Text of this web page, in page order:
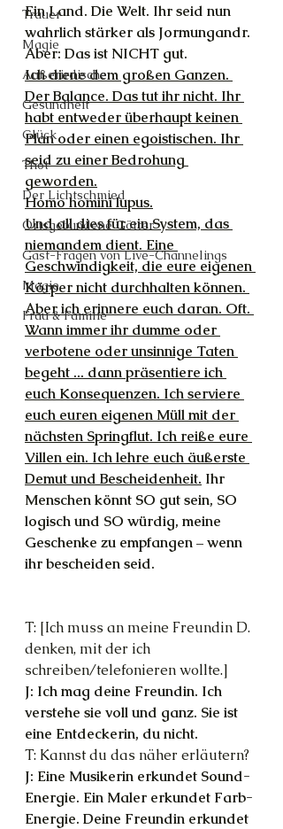
Trauer
Magie
Außerirdische
Gesundheit
Glück
Thot
Der Lichtschmied
Ortsgebundene Götter
Gast-Fragen von Live-Channelings
Magie
Frau & Familie
Ein Land. Die Welt. Ihr seid nun
wahrlich stärker als Jormungandr.
Aber: Das ist NICHT gut.
Ich diene dem großen Ganzen.
Der Balance. Das tut ihr nicht. Ihr
habt entweder überhaupt keinen
Plan oder einen egoistischen. Ihr
seid zu einer Bedrohung
geworden.
Homo homini lupus.
Und all dies für ein System, das
niemandem dient. Eine
Geschwindigkeit, die eure eigenen
Körper nicht durchhalten können.
Aber ich erinnere euch daran. Oft.
Wann immer ihr dumme oder
verbotene oder unsinnige Taten
begeht ... dann präsentiere ich
euch Konsequenzen. Ich serviere
euch euren eigenen Müll mit der
nächsten Springflut. Ich reiße eure
Villen ein. Ich lehre euch äußerste
Demut und Bescheidenheit. Ihr
Menschen könnt SO gut sein, SO
logisch und SO würdig, meine
Geschenke zu empfangen – wenn
ihr bescheiden seid.
T: [Ich muss an meine Freundin D.
denken, mit der ich
schreiben/telefonieren wollte.]
J: Ich mag deine Freundin. Ich
verstehe sie voll und ganz. Sie ist
eine Entdeckerin, du nicht.
T: Kannst du das näher erläutern?
J: Eine Musikerin erkundet Sound-
Energie. Ein Maler erkundet Farb-
Energie. Deine Freundin erkundet